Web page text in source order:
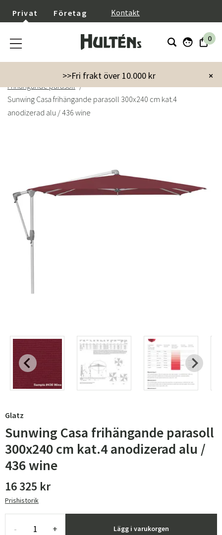
Privat Företag Kontakt
0
×
>>Fri frakt över 10.000 kr
Trädgård
Parasoll & Tillbehör
Frihängande parasoll
Sunwing Casa frihängande parasoll 300x240 cm kat.4
anodizerad alu / 436 wine
Glatz
Sunwing Casa frihängande parasoll
300x240 cm kat.4 anodizerad alu /
436 wine
16 325 kr
Prishistorik
- + Lägg i varukorgen